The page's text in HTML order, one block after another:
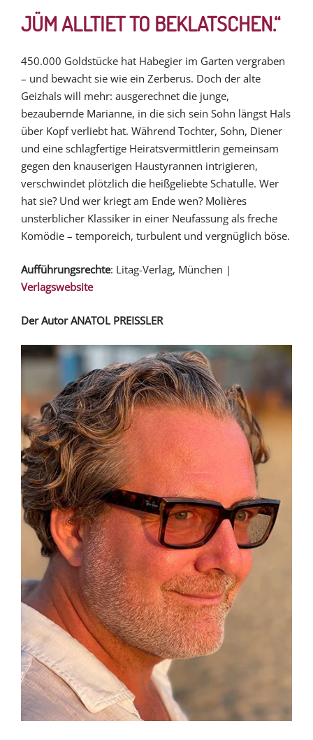
Freitag, den 28. Mai 2027
VVK ab 22.02.27
Samstag, den 29. Mai 2027um 19:30 Uhr
VVK ab 22.02.27
Sonntag, den 30. Mai 2027 um 18:00 Uhr
VVK ab 22.02.27
Mittwoch, den 2. Juni 2027um 19:30 Uhr
VVK ab 22.02.27
Freitag, den 4. Juni 2027um 19:30 Uhr
VVK ab 22.02.27
Samstag, den 5. Juni 2027
VVK ab 22.02.27
Sonntag, den 6. Juni 2027um 18:00 Uhr
VVK ab 22.02.27
Mittwoch, den 9. Juni 2027um 19:30 Uhr
VVK ab 22.02.27
Donnerstag, den 10. Juni 2027um 19:30 Uhr
VVK ab 22.02.27
Sonntag, den 13. Juni 2027um 18:00 Uhr
VVK ab 22.02.27
Freitag, den 18. Juni 2027 um 19:30 Uhr
VVK ab 22.02.27
Samstag, den 19. Juni 2027um 19:30 Uhr
VVK ab 22.02.27
Sonntag, den 20. Juni 2027 um 18:00 Uhr
VVK ab 22.02.27
JÜM ALLTIET TO BEKLATSCHEN.“
450.000 Goldstücke hat Habegier im Garten vergraben
– und bewacht sie wie ein Zerberus. Doch der alte
Geizhals will mehr: ausgerechnet die junge,
bezaubernde Marianne, in die sich sein Sohn längst Hals
über Kopf verliebt hat. Während Tochter, Sohn, Diener
und eine schlagfertige Heiratsvermittlerin gemeinsam
gegen den knauserigen Haustyrannen intrigieren,
verschwindet plötzlich die heißgeliebte Schatulle. Wer
hat sie? Und wer kriegt am Ende wen? Molières
unsterblicher Klassiker in einer Neufassung als freche
Komödie – temporeich, turbulent und vergnüglich böse.
Aufführungsrechte: Litag-Verlag, München |
Verlagswebsite
Der Autor ANATOL PREISSLER